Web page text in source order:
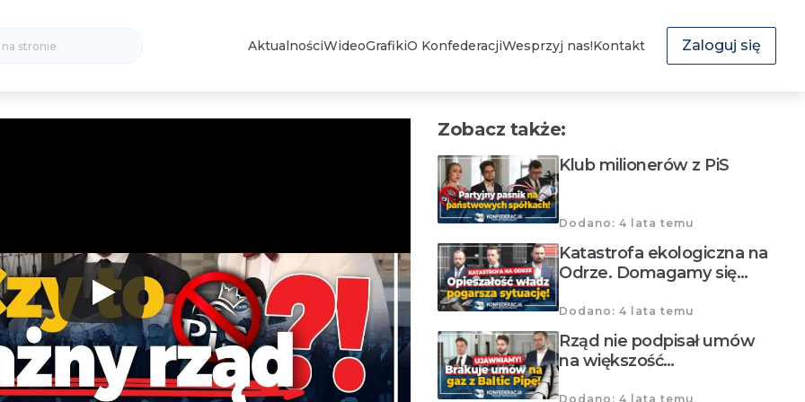
for:
AktualnościWideoGrafikiO KonfederacjiWesprzyj nas!Kontakt Zaloguj się
Zobacz także:
Klub milionerów z PiS
Dodano: 4 lata temu
Katastrofa ekologiczna na
Odrze. Domagamy się…
Dodano: 4 lata temu
Rząd nie podpisał umów
na większość…
Dodano: 4 lata temu